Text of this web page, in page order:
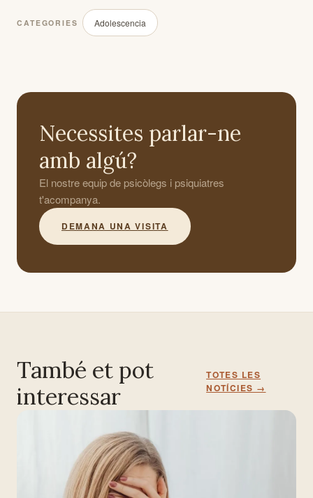
CATEGORIES Adolescencia
Necessites parlar-ne
amb algú?
El nostre equip de psicòlegs i psiquiatres
t'acompanya.
DEMANA UNA VISITA
També et pot
interessar
TOTES LES
NOTÍCIES →